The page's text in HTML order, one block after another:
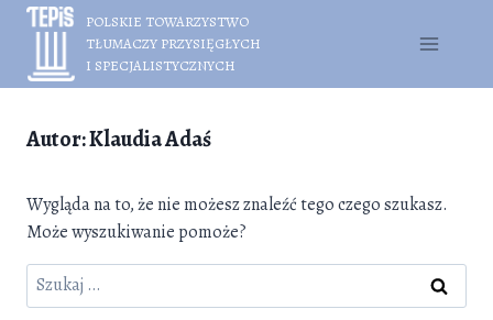
Przejdź
treści
POLSKIE TOWARZYSTWO
TŁUMACZY PRZYSIĘGŁYCH
I SPECJALISTYCZNYCH
Autor: Klaudia Adaś
Wygląda na to, że nie możesz znaleźć tego czego szukasz.
Może wyszukiwanie pomoże?
Szukaj: